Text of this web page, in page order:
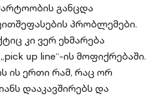
განცდა
პრობლემები.
კი ვერ ეხმარება
up line“-ის მოფიქრებაში.
ის ერთი რამ, რაც ორ
დააკავშირებს და